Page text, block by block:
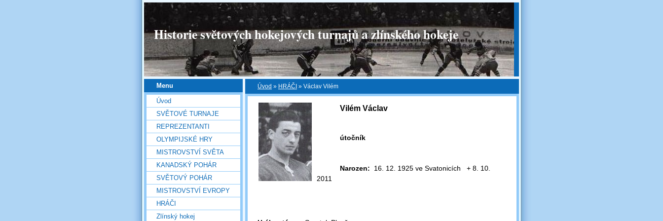
Historie světových hokejových turnajů a zlínského hokeje
Úvod » HRÁČI » Václav Vilém
Vilém Václav
útočník
Narozen: 16. 12. 1925 ve Svatonicích + 8. 10.
2011
Menu
Úvod
SVĚTOVÉ TURNAJE
REPREZENTANTI
OLYMPIJSKÉ HRY
MISTROVSTVÍ SVĚTA
KANADSKÝ POHÁR
SVĚTOVÝ POHÁR
MISTROVSTVÍ EVROPY
HRÁČI
Zlínský hokej